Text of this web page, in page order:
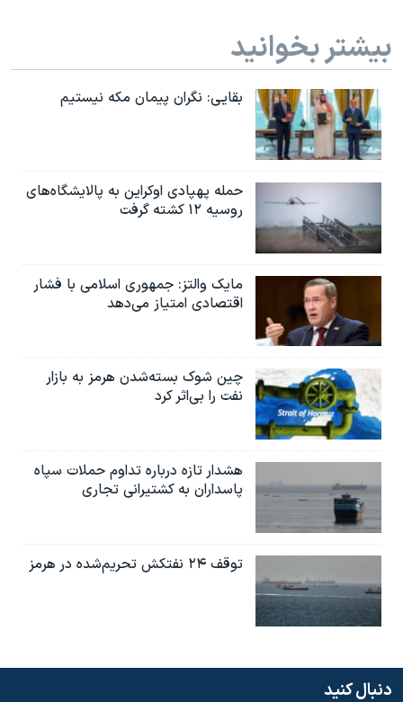
بیشتر بخوانید
بقایی: نگران پیمان مکه نیستیم
حمله پهپادی اوکراین به پالایشگاه‌های
روسیه ۱۲ کشته گرفت
مایک والتز: جمهوری اسلامی با فشار
اقتصادی امتیاز می‌دهد
چین شوک بسته‌شدن هرمز به بازار
نفت را بی‌اثر کرد
هشدار تازه درباره تداوم حملات سپاه
پاسداران به کشتیرانی تجاری
توقف ۲۴ نفتکش تحریم‌شده در هرمز
دنبال کنید